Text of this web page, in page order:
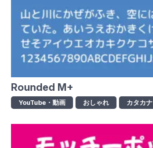
Rounded M+
YouTube・動画 おしゃれ カタカナ